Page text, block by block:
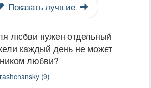
Показать лучшие
любви нужен отдельный
каждый день не может
любви?
(9)